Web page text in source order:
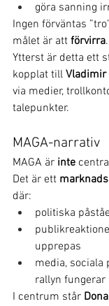
göra sanning
Ingen förväntas
målet är att förvirra.
Ytterst är detta ett
kopplat till Vladimir
via medier,
talepunkter.
MAGA-narrativ
MAGA är inte
Det är ett
där:
politiska
upprepas
media, sociala
rallyn
I centrum står